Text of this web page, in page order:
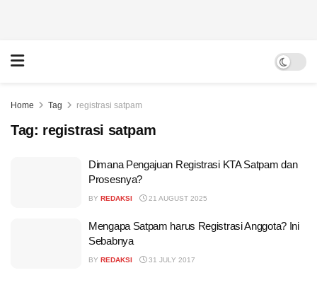
Home Tag registrasi satpam
Tag: registrasi satpam
Dimana Pengajuan Registrasi KTA Satpam dan
Prosesnya?
BY REDAKSI 21 AUGUST 2025
Mengapa Satpam harus Registrasi Anggota? Ini
Sebabnya
BY REDAKSI 31 JULY 2017